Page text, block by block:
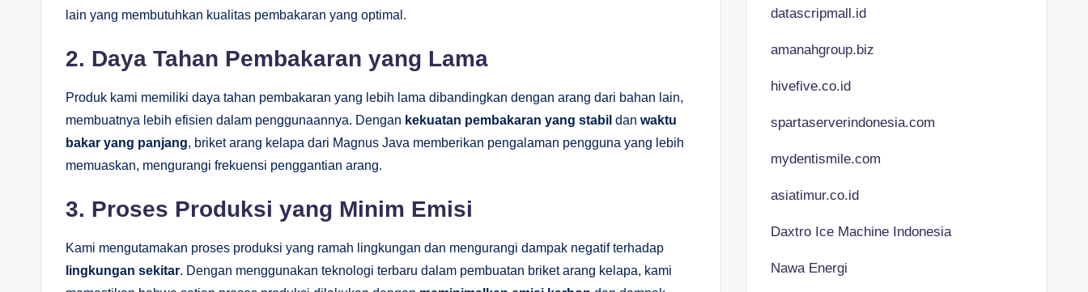
lain yang membutuhkan kualitas pembakaran yang optimal.
2. Daya Tahan Pembakaran yang Lama
Produk kami memiliki daya tahan pembakaran yang lebih lama dibandingkan dengan arang dari bahan lain,
membuatnya lebih efisien dalam penggunaannya. Dengan kekuatan pembakaran yang stabil dan waktu
bakar yang panjang, briket arang kelapa dari Magnus Java memberikan pengalaman pengguna yang lebih
memuaskan, mengurangi frekuensi penggantian arang.
3. Proses Produksi yang Minim Emisi
Kami mengutamakan proses produksi yang ramah lingkungan dan mengurangi dampak negatif terhadap
lingkungan sekitar. Dengan menggunakan teknologi terbaru dalam pembuatan briket arang kelapa, kami
datascripmall.id
amanahgroup.biz
hivefive.co.id
spartaserverindonesia.com
mydentismile.com
asiatimur.co.id
Daxtro Ice Machine Indonesia
Nawa Energi